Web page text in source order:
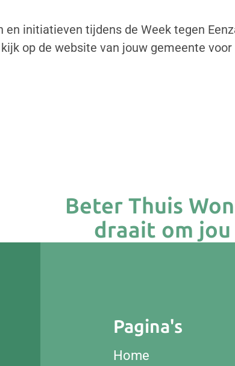
initiatieven tijdens de Week tegen
op de website van jouw gemeente
Beter Thuis
draait om jou
Pagina's
Home